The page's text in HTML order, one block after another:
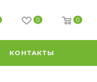
0 0
КОНТАКТЫ